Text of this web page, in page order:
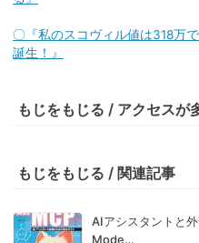
〇『私のスコヴィル値は318万
誕生！』
もじをもじる / アクセスが
もじをもじる / 関連記事
AIアシスタントと
Mode…